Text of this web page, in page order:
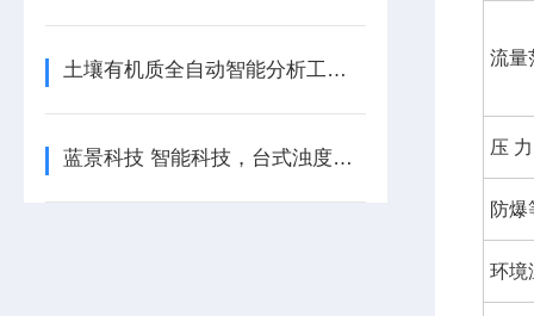
土壤有机质全自动智能分析工作站的工作原理是什么？
蓝景科技 智能科技，台式浊度计引-领检测新潮流
流量
压 力
防爆
环境